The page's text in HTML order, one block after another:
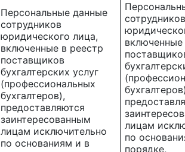
Персональные данные
сотрудников
юридического лица,
включенные в реестр
поставщиков
бухгалтерских услуг
(профессиональных
бухгалтеров),
предоставляются
заинтересованным
лицам исключительно
по основаниям и в
сотрудников
включенные
лицам
по
порядке,